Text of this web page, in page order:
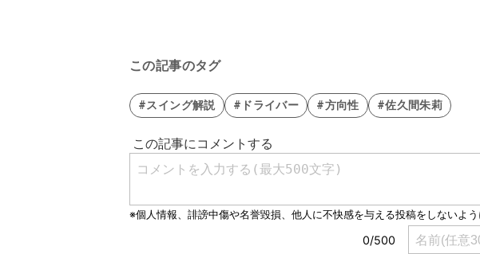
この記事のタグ
#スイング解説 #ドライバー #方向性 #佐久間朱莉